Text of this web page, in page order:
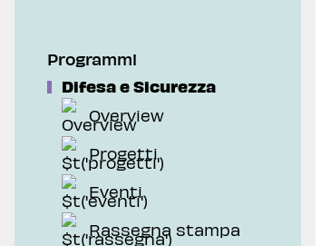
Programmi
Difesa e Sicurezza
Overview
Progetti
Eventi
Rassegna stampa